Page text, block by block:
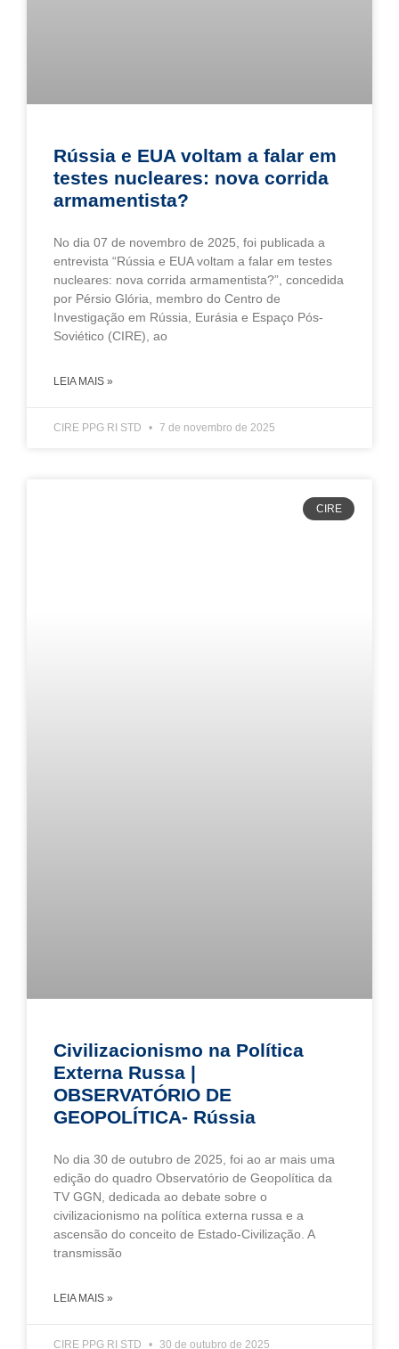
Rússia e EUA voltam a falar em
testes nucleares: nova corrida
armamentista?
No dia 07 de novembro de 2025, foi publicada a
entrevista “Rússia e EUA voltam a falar em testes
nucleares: nova corrida armamentista?”, concedida
por Pérsio Glória, membro do Centro de
Investigação em Rússia, Eurásia e Espaço Pós-
Soviético (CIRE), ao
LEIA MAIS »
CIRE PPG RI STD 7 de novembro de 2025
CIRE
Civilizacionismo na Política
Externa Russa |
OBSERVATÓRIO DE
GEOPOLÍTICA- Rússia
No dia 30 de outubro de 2025, foi ao ar mais uma
edição do quadro Observatório de Geopolítica da
TV GGN, dedicada ao debate sobre o
civilizacionismo na política externa russa e a
ascensão do conceito de Estado-Civilização. A
transmissão
LEIA MAIS »
CIRE PPG RI STD 30 de outubro de 2025